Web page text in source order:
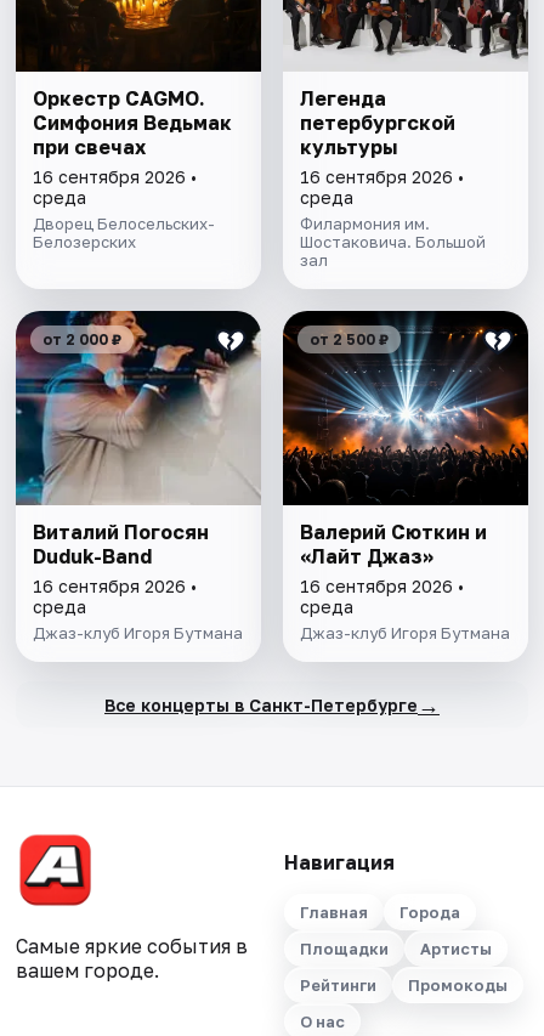
Оркестр CAGMO.
Симфония Ведьмак
при свечах
16 сентября 2026 •
среда
Дворец Белосельских-
Белозерских
Легенда
петербургской
культуры
16 сентября 2026 •
среда
Филармония им.
Шостаковича. Большой
зал
от 2 000 ₽
Виталий Погосян
Duduk-Band
16 сентября 2026 •
среда
Джаз-клуб Игоря Бутмана
от 2 500 ₽
Валерий Сюткин и
«Лайт Джаз»
16 сентября 2026 •
среда
Джаз-клуб Игоря Бутмана
Все концерты в Санкт-Петербурге →
Самые яркие события в
вашем городе.
Навигация
Главная
Города
Площадки
Артисты
Рейтинги
Промокоды
О нас